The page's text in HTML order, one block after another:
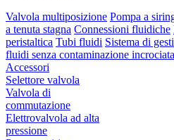
Valvola multiposizione Pompa a
a tenuta stagna Connessioni fluidiche
peristaltica Tubi fluidi Sistema di
fluidi senza contaminazione incrociata
Accessori
Selettore valvola
Valvola di
commutazione
Elettrovalvola ad alta
pressione